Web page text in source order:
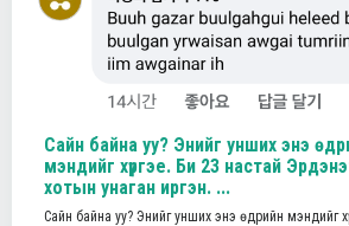
Сайн байна уу? Энийг унших энэ
мэндийг хүргэе. Би 23 настай
хотын унаган иргэн. ...
Сайн байна уу? Энийг унших энэ өдрийн мэндийг